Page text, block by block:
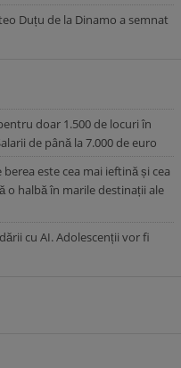
Duțu de la Dinamo a semnat
doar 1.500 de locuri în
de până la 7.000 de euro
este cea mai ieftină și cea
o halbă în marile destinații ale
cu AI. Adolescenții vor fi